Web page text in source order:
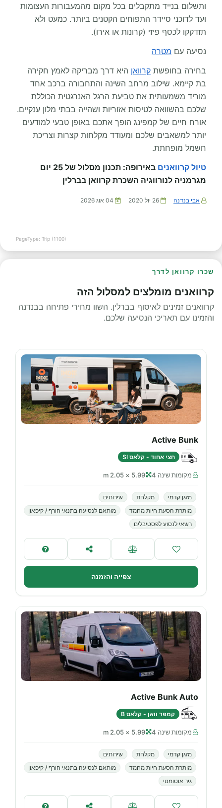
ותשלום בנייד מתקבלים בכל מקום מהמעבורות העצומות
ועד לדוכני סיידר התפוחים הקטנים ביותר. כמעט ולא
תזדקקו לכסף פיזי (קרונות או אירו).
נסיעה עם מטרה
בחירה בחופשת קרוואן היא דרך מבריקה לאמץ חקירה
בת קיימא. שילוב מרחב השינה והתחבורה ברכב אחד
מוריד משמעותית את טביעת הרגל האנרגטית הכוללת
שלכם בהשוואה לטיסות אזוריות ושהייה בבתי מלון ענקיים.
אורח חיים של קמפינג הופך אתכם באופן טבעי למודעים
יותר למשאבים שלכם ומעודד מקלחות קצרות וצריכת
חשמל מופחתת.
טיול קרוואנים
באירופה: תכנון מסלול של 25 יום
מגרמניה לנורווגיה השכרת קרוואן בברלין
אבי בנדנה 26 יול 2020 04 אוג 2026
PageType: Trip (1100)
שכרו קרוואן לדרך
קרוואנים מומלצים למסלול הזה
קרוואנים זמינים לאיסוף בברלין. השוו מחירי פתיחה בבנדנה
והזמינו עם תאריכי הנסיעה שלכם.
Active Bunk
חצי אחוד - קלאס SI
מקומות שינה 4 5.99 × 2.05 m
מזגן קדמי מקלחת
שירותים
מותרת הסעת חיות מחמד
מותאם לנסיעה בתנאי חורף / קיפאון
רשאי לנסוע לפסטיבלים
צפייה והזמנה
Active Bunk Auto
קמפר וואן - קלאס B
מקומות שינה 4 5.99 × 2.05 m
מזגן קדמי מקלחת
שירותים
מותרת הסעת חיות מחמד
מותאם לנסיעה בתנאי חורף / קיפאון
גיר אוטומטי